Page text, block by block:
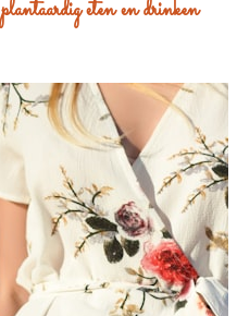
plantaardig eten en drinken